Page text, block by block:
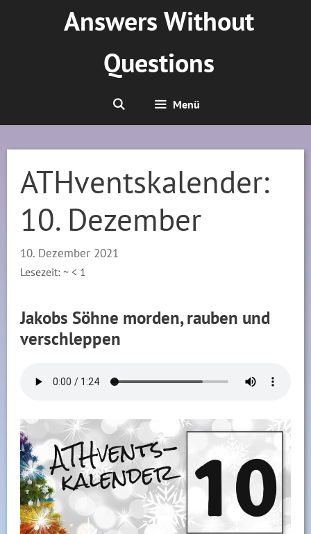
Answers Without
Questions
Menü
ATHventskalender:
10. Dezember
10. Dezember 2021
Lesezeit: ~< 1
Jakobs Söhne morden, rauben und
verschleppen